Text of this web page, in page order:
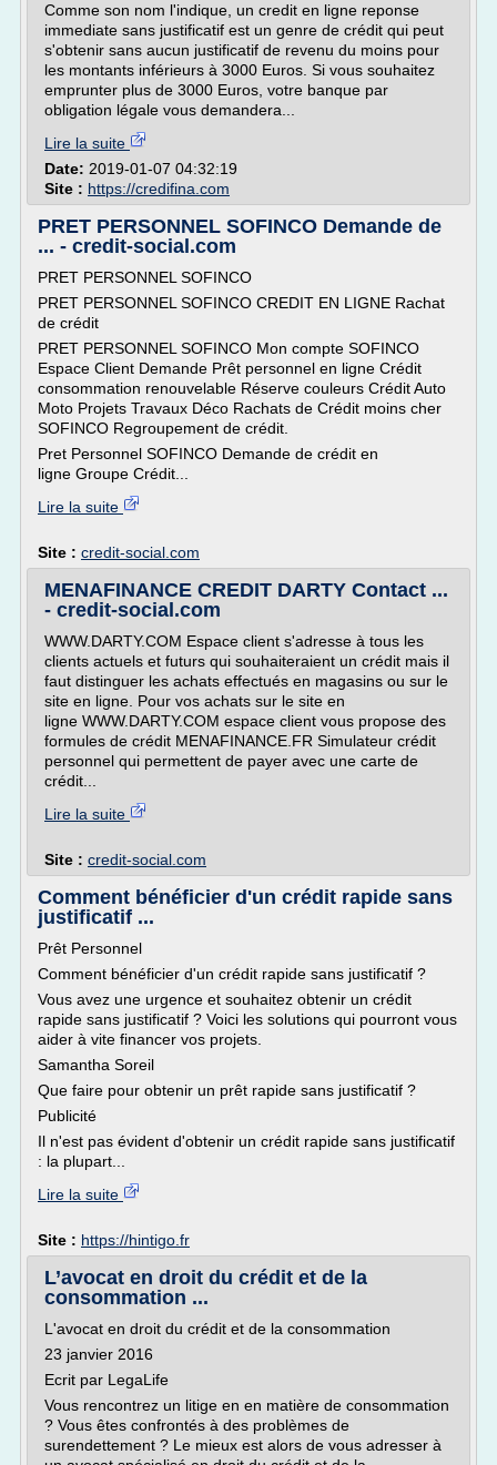
Comme son nom l'indique, un credit en ligne reponse
immediate sans justificatif est un genre de crédit qui peut
s'obtenir sans aucun justificatif de revenu du moins pour
les montants inférieurs à 3000 Euros. Si vous souhaitez
emprunter plus de 3000 Euros, votre banque par
obligation légale vous demandera...
Lire la suite
Date: 2019-01-07 04:32:19
Site : https://credifina.com
PRET PERSONNEL SOFINCO Demande de
... - credit-social.com
PRET PERSONNEL SOFINCO
PRET PERSONNEL SOFINCO CREDIT EN LIGNE Rachat
de crédit
PRET PERSONNEL SOFINCO Mon compte SOFINCO
Espace Client Demande Prêt personnel en ligne Crédit
consommation renouvelable Réserve couleurs Crédit Auto
Moto Projets Travaux Déco Rachats de Crédit moins cher
SOFINCO Regroupement de crédit.
Pret Personnel SOFINCO Demande de crédit en
ligne Groupe Crédit...
Lire la suite
Site : credit-social.com
MENAFINANCE CREDIT DARTY Contact ...
- credit-social.com
WWW.DARTY.COM Espace client s'adresse à tous les
clients actuels et futurs qui souhaiteraient un crédit mais il
faut distinguer les achats effectués en magasins ou sur le
site en ligne. Pour vos achats sur le site en
ligne WWW.DARTY.COM espace client vous propose des
formules de crédit MENAFINANCE.FR Simulateur crédit
personnel qui permettent de payer avec une carte de
crédit...
Lire la suite
Site : credit-social.com
Comment bénéficier d'un crédit rapide sans
justificatif ...
Prêt Personnel
Comment bénéficier d'un crédit rapide sans justificatif ?
Vous avez une urgence et souhaitez obtenir un crédit
rapide sans justificatif ? Voici les solutions qui pourront vous
aider à vite financer vos projets.
Samantha Soreil
Que faire pour obtenir un prêt rapide sans justificatif ?
Publicité
Il n'est pas évident d'obtenir un crédit rapide sans justificatif
: la plupart...
Lire la suite
Site : https://hintigo.fr
L’avocat en droit du crédit et de la
consommation ...
L'avocat en droit du crédit et de la consommation
23 janvier 2016
Ecrit par LegaLife
Vous rencontrez un litige en en matière de consommation
? Vous êtes confrontés à des problèmes de
surendettement ? Le mieux est alors de vous adresser à